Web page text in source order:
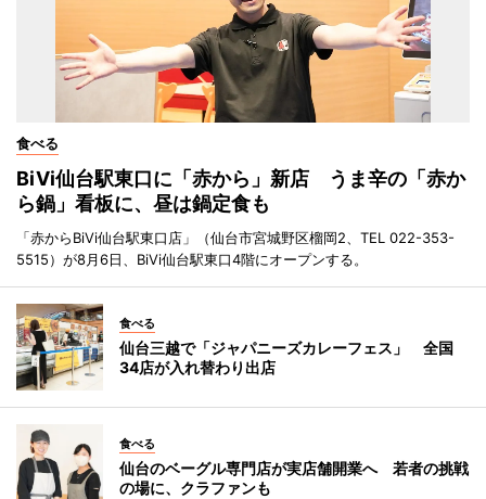
食べる
BiVi仙台駅東口に「赤から」新店 うま辛の「赤か
ら鍋」看板に、昼は鍋定食も
「赤からBiVi仙台駅東口店」（仙台市宮城野区榴岡2、TEL 022-353-
5515）が8月6日、BiVi仙台駅東口4階にオープンする。
食べる
仙台三越で「ジャパニーズカレーフェス」 全国
34店が入れ替わり出店
食べる
仙台のベーグル専門店が実店舗開業へ 若者の挑戦
の場に、クラファンも